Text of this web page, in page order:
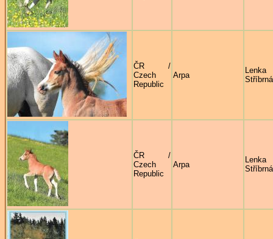
ČR /
Czech
Republic
Arpa
Lenka
Stříbrná
ČR /
Czech
Republic
Arpa
Lenka
Stříbrná